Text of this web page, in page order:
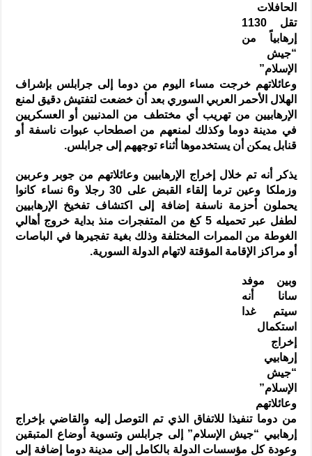
الحافلات
تقل 1130
إرهابياً من
“جيش
الإسلام”
وعائلاتهم خرجت مساء اليوم من دوما إلى جرابلس بإشراف
الهلال الأحمر العربي السوري بعد أن خضعت لتفتيش دقيق لمنع
الإرهابيين من تهريب أي مختطف من المدنيين أو العسكريين
في مدينة دوما وكذلك لمنعهم من اصطحاب عبوات ناسفة أو
قنابل يمكن أن يستخدموها أثناء توجههم إلى جرابلس.
يذكر أنه تم خلال إخراج الإرهابيين وعائلاتهم من جوبر وعربين
وزملكا وعين ترما إلقاء القبض على 30 رجلا و6 نساء كانوا
يحملون أحزمة ناسفة إضافة إلى اكتشاف تفخيخ الإرهابيين
لطفل عبر تحميله 5 كغ من المتفجرات منذ بداية خروج أهالي
الغوطة من الممرات المختلفة وذلك بغية تفجيرها في الباصات
أو مراكز الإقامة المؤقتة لاتهام الدولة السورية.
وبين موفد
سانا أنه
سيتم غدا
استكمال
إخراج
إرهابيي
“جيش
الإسلام”
وعائلاتهم
من دوما تنفيذا للاتفاق الذي تم التوصل إليه والقاضي بإخراج
إرهابيي “جيش الإسلام” إلى جرابلس وتسوية أوضاع المتبقين
وعودة كل مؤسسات الدولة بالكامل إلى مدينة دوما إضافة إلى